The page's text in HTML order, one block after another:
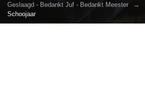
Geslaagd - Bedankt Juf - Bedankt Meester
→
Schoojaar